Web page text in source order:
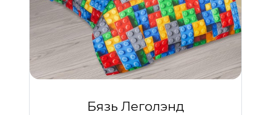
Бязь Леголэнд